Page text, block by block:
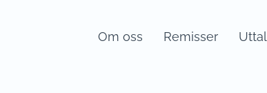
Om oss Remisser